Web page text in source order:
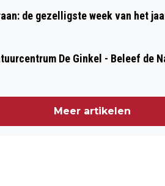
de gezelligste week van het
De Ginkel - Beleef de
Meer artikelen